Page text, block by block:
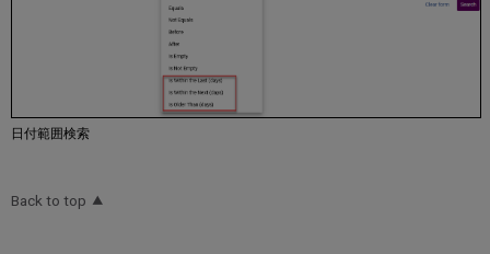
日付範囲検索
Back to top